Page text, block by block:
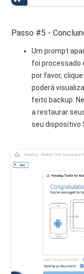
Passo #5 -
Um prompt
foi processado
por favor,
poderá
feito backup.
a restaurar
seu dispositivo